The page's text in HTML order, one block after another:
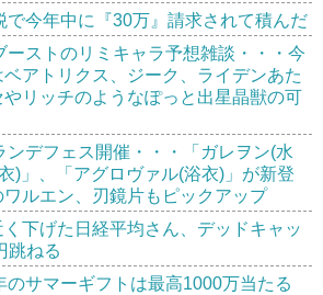
で今年中に『30万』請求されて積んだ
ーストのリミキャラ予想雑談・・・今
アトリクス、ジーク、ライデンあた
リッチのようなぽっと出星晶獣の可
ンデフェス開催・・・「ガレヲン(水
)」、「アグロヴァル(浴衣)」が新登
ルエン、刃鏡片もピックアップ
下げた日経平均さん、デッドキャッ
跳ねる
のサマーギフトは最高1000万当たる